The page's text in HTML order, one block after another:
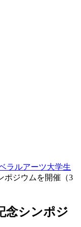
ラルアーツ大学生
ポジウムを開催（3
念シンポジ